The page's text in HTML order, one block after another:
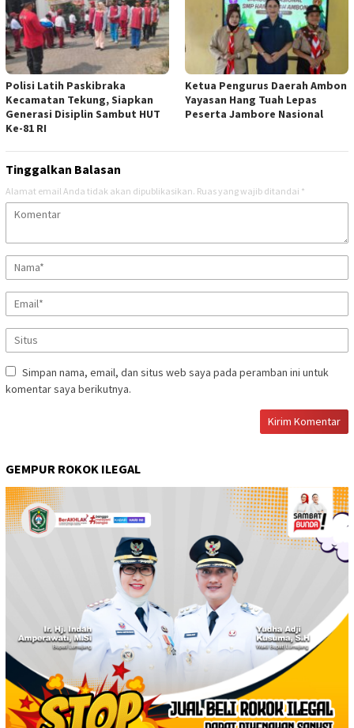
Polisi Latih Paskibraka
Kecamatan Tekung, Siapkan
Generasi Disiplin Sambut HUT
Ke-81 RI
Ketua Pengurus Daerah Ambon
Yayasan Hang Tuah Lepas
Peserta Jambore Nasional
Tinggalkan Balasan
Alamat email Anda tidak akan dipublikasikan. Ruas yang wajib ditandai *
Simpan nama, email, dan situs web saya pada peramban ini untuk
komentar saya berikutnya.
GEMPUR ROKOK ILEGAL